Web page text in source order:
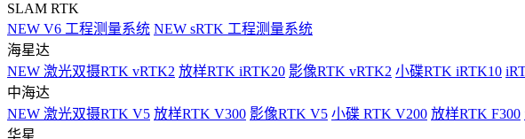
SLAM RTK
NEW V6 工程测量系统 NEW sRTK 工程测量系统
海星达
NEW 激光双摄RTK vRTK2 放样RTK iRTK20 影像RTK vRTK2 小碟RTK iRTK10
中海达
NEW 激光双摄RTK V5 放样RTK V300 影像RTK V5 小碟 RTK V200 放样RTK F300
华星